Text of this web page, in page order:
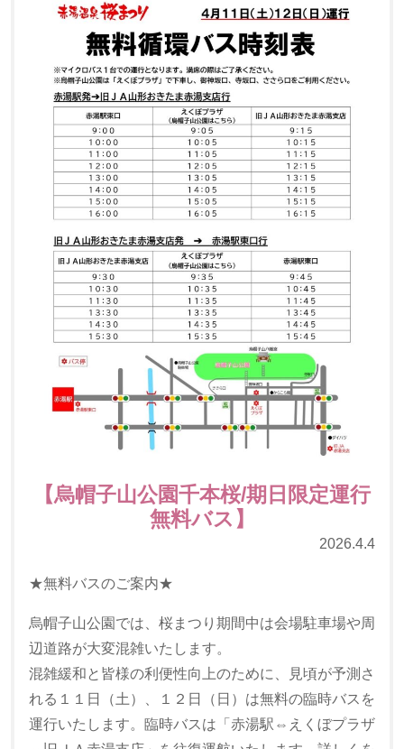
【烏帽子山公園千本桜/期日限定運行
無料バス】
2026.4.4
★無料バスのご案内★
烏帽子山公園では、桜まつり期間中は会場駐車場や周
辺道路が大変混雑いたします。
混雑緩和と皆様の利便性向上のために、見頃が予測さ
れる１１日（土）、１２日（日）は無料の臨時バスを
運行いたします。臨時バスは「赤湯駅⇔えくぼプラザ